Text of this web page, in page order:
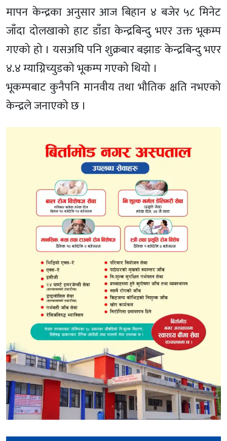
मापन केन्द्रका अनुसार आज बिहान ४ बजेर ५८ मिनेट
जाँदा दोलखाको हाट डाँडा केन्द्रबिन्दु भएर उक्त भूकम्प
गएको हो । यसअघि पनि शुक्रबार बझाङ केन्द्रबिन्दु भएर
४.४ म्याग्निच्युडको भूकम्प गएको थियो ।
भूकम्पबाट कुनैपनि मानवीय तथा भौतिक क्षति नभएको
केन्द्रले जनाएको छ ।